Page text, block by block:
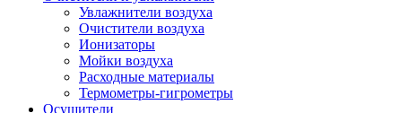
Увлажнители воздуха
Очистители воздуха
Ионизаторы
Мойки воздуха
Расходные материалы
Термометры-гигрометры
Осушители